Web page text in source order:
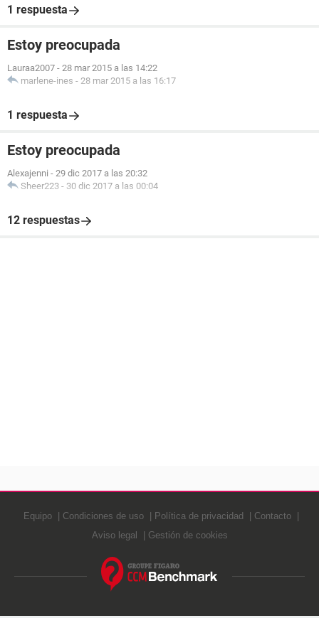
1 respuesta
Estoy preocupada
Lauraa2007 - 28 mar 2015 a las 14:22
marlene-ines - 28 mar 2015 a las 16:17
1 respuesta
Estoy preocupada
Alexajenni - 29 dic 2017 a las 20:32
Sheer223 - 30 dic 2017 a las 00:04
12 respuestas
Equipo Condiciones de uso Política de privacidad
Contacto
Aviso legal
Gestión de cookies